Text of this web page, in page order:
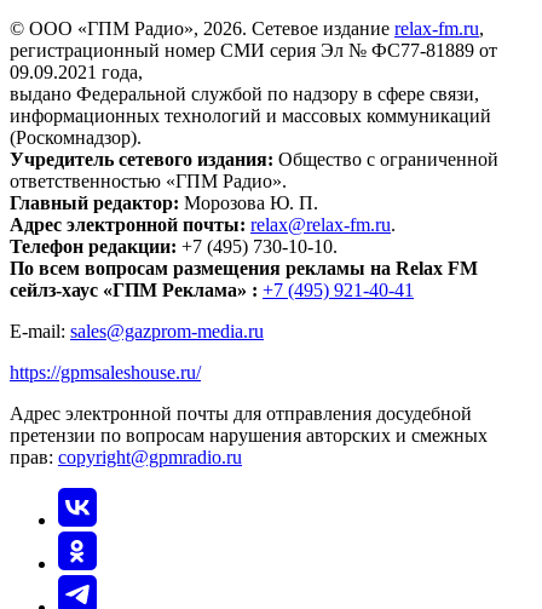
© ООО «ГПМ Радио», 2026. Сетевое издание relax-fm.ru,
регистрационный номер СМИ серия Эл № ФС77-81889 от
09.09.2021 года,
выдано Федеральной службой по надзору в сфере связи,
информационных технологий и массовых коммуникаций
(Роскомнадзор).
Учредитель сетевого издания: Общество с ограниченной
ответственностью «ГПМ Радио».
Главный редактор: Морозова Ю. П.
Адрес электронной почты: relax@relax-fm.ru.
Телефон редакции: +7 (495) 730-10-10.
По всем вопросам размещения рекламы на Relax FM
сейлз-хаус «ГПМ Реклама» : +7 (495) 921-40-41
E-mail: sales@gazprom-media.ru
https://gpmsaleshouse.ru/
Адрес электронной почты для отправления досудебной
претензии по вопросам нарушения авторских и смежных
прав: copyright@gpmradio.ru